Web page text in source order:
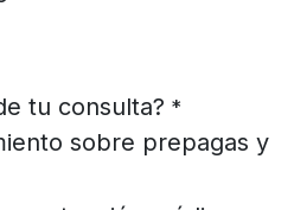
tu consulta? *
sobre prepagas y